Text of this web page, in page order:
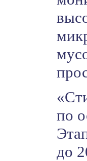
по
до